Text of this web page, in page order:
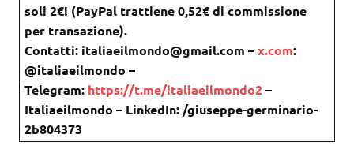
soli 2€! (PayPal trattiene 0,52€ di commissione
per transazione).
Contatti: italiaeilmondo@gmail.com –x.com:
@italiaeilmondo –
Telegram: https://t.me/italiaeilmondo2–
Italiaeilmondo – LinkedIn: /giuseppe-germinario-
2b804373